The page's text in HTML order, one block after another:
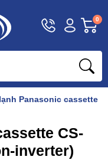
Hotline
1800
Tài
khoản
Khách
0
Panasonic cassette
CS-
inverter)